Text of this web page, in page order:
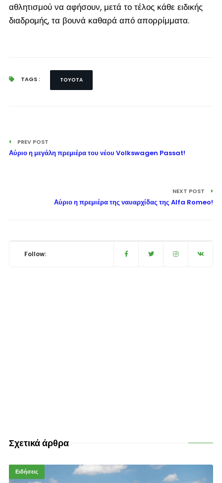
αθλητισμού να αφήσουν, μετά το τέλος κάθε ειδικής
διαδρομής, τα βουνά καθαρά από απορρίμματα.
TAGS : TOYOTA
PREV POST
Αύριο η μεγάλη πρεμιέρα του νέου Volkswagen Passat!
NEXT POST
Αύριο η πρεμιέρα της ναυαρχίδας της Alfa Romeo!
Follow:
Σχετικά άρθρα
Ειδήσεις